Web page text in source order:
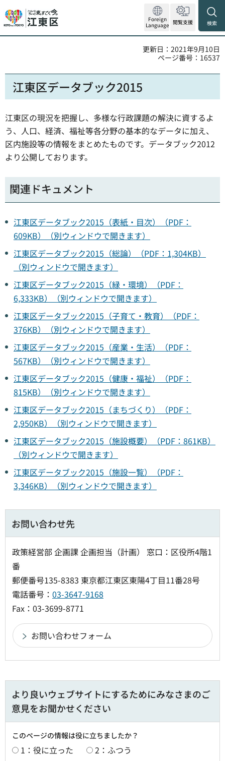
Foreign
Language 閲覧支援 検索
更新日：2021年9月10日
ページ番号：16537
江東区データブック2015
江東区の現況を把握し、多様な行政課題の解決に資するよ
う、人口、経済、福祉等各分野の基本的なデータに加え、
区内施設等の情報をまとめたものです。データブック2012
より公開しております。
関連ドキュメント
江東区データブック2015（表紙・目次）（PDF：
609KB）（別ウィンドウで開きます）
江東区データブック2015（総論）（PDF：1,304KB）
（別ウィンドウで開きます）
江東区データブック2015（緑・環境）（PDF：
6,333KB）（別ウィンドウで開きます）
江東区データブック2015（子育て・教育）（PDF：
376KB）（別ウィンドウで開きます）
江東区データブック2015（産業・生活）（PDF：
567KB）（別ウィンドウで開きます）
江東区データブック2015（健康・福祉）（PDF：
815KB）（別ウィンドウで開きます）
江東区データブック2015（まちづくり）（PDF：
2,950KB）（別ウィンドウで開きます）
江東区データブック2015（施設概要）（PDF：861KB）
（別ウィンドウで開きます）
江東区データブック2015（施設一覧）（PDF：
3,346KB）（別ウィンドウで開きます）
お問い合わせ先
政策経営部 企画課 企画担当（計画） 窓口：区役所4階1
番
郵便番号135-8383 東京都江東区東陽4丁目11番28号
電話番号： 03-3647-9168
Fax：03-3699-8771
より良いウェブサイトにするためにみなさまのご
意見をお聞かせください
このページの情報は役に立ちましたか？
1：役に立った
2：ふつう